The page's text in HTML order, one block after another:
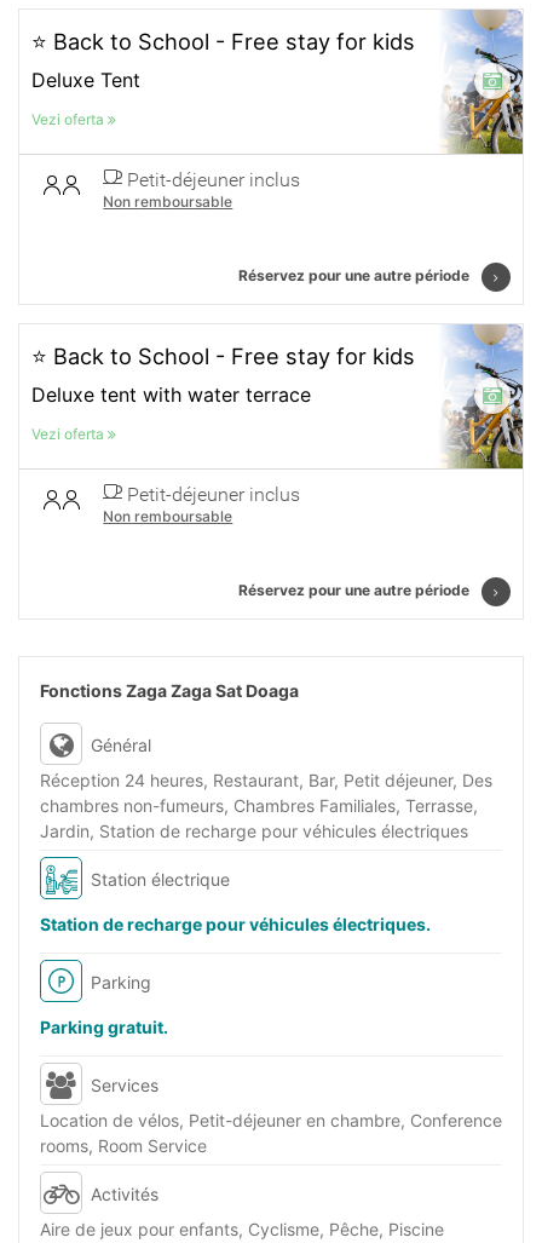
⭐ Back to School - Free stay for kids
Deluxe Tent
Vezi oferta
Petit-déjeuner inclus
Non remboursable
Réservez pour une autre période
⭐ Back to School - Free stay for kids
Deluxe tent with water terrace
Vezi oferta
Petit-déjeuner inclus
Non remboursable
Réservez pour une autre période
Fonctions Zaga Zaga Sat Doaga
Général
Réception 24 heures, Restaurant, Bar, Petit déjeuner, Des
chambres non-fumeurs, Chambres Familiales, Terrasse,
Jardin, Station de recharge pour véhicules électriques
Station électrique
Station de recharge pour véhicules électriques.
Parking
Parking gratuit.
Services
Location de vélos, Petit-déjeuner en chambre, Conference
rooms, Room Service
Activités
Aire de jeux pour enfants, Cyclisme, Pêche, Piscine